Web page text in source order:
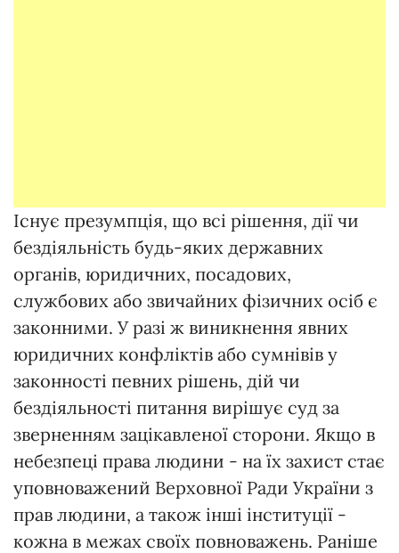
Існує презумпція, що всі рішення, дії чи
бездіяльність будь-яких державних
органів, юридичних, посадових,
службових або звичайних фізичних осіб є
законними. У разі ж виникнення явних
юридичних конфліктів або сумнівів у
законності певних рішень, дій чи
бездіяльності питання вирішує суд за
зверненням зацікавленої сторони. Якщо в
небезпеці права людини - на їх захист стає
уповноважений Верховної Ради України з
прав людини, а також інші інституції -
кожна в межах своїх повноважень. Раніше